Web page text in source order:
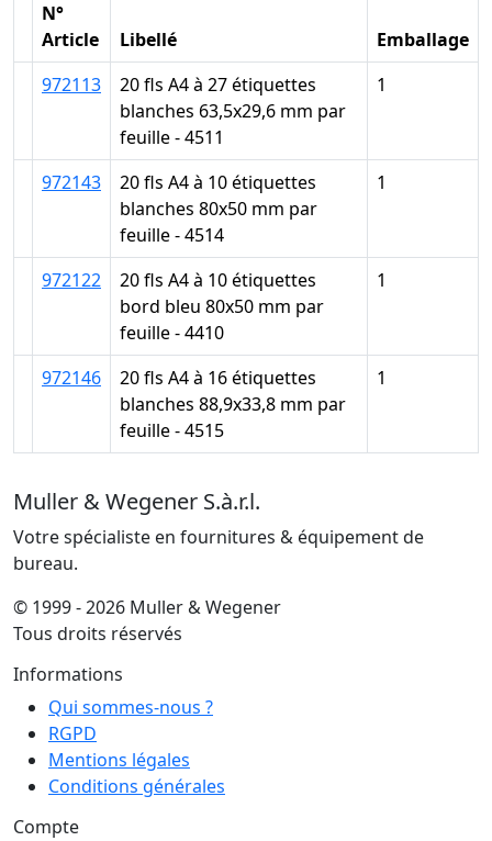
N°
Article
Libellé
Emballage
972113
20 fls A4 à 27 étiquettes
blanches 63,5x29,6 mm par
feuille - 4511
1
972143
20 fls A4 à 10 étiquettes
blanches 80x50 mm par
feuille - 4514
1
972122
20 fls A4 à 10 étiquettes
bord bleu 80x50 mm par
feuille - 4410
1
972146
20 fls A4 à 16 étiquettes
blanches 88,9x33,8 mm par
feuille - 4515
1
Muller & Wegener S.à.r.l.
Votre spécialiste en fournitures & équipement de
bureau.
© 1999 - 2026 Muller & Wegener
Tous droits réservés
Informations
Qui sommes-nous ?
RGPD
Mentions légales
Conditions générales
Compte